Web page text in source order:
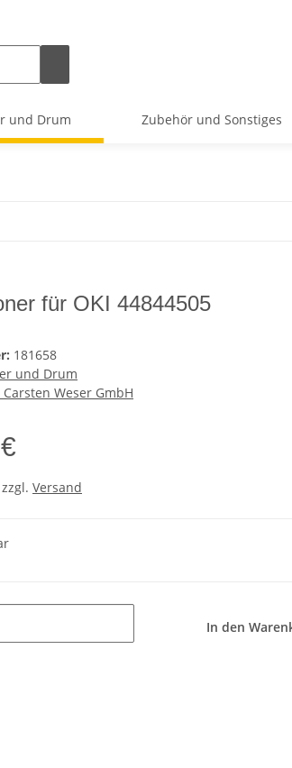
und Drum Zubehör und Sonstiges
für OKI 44844505
181658
und Drum
Weser GmbH
Versand
In den